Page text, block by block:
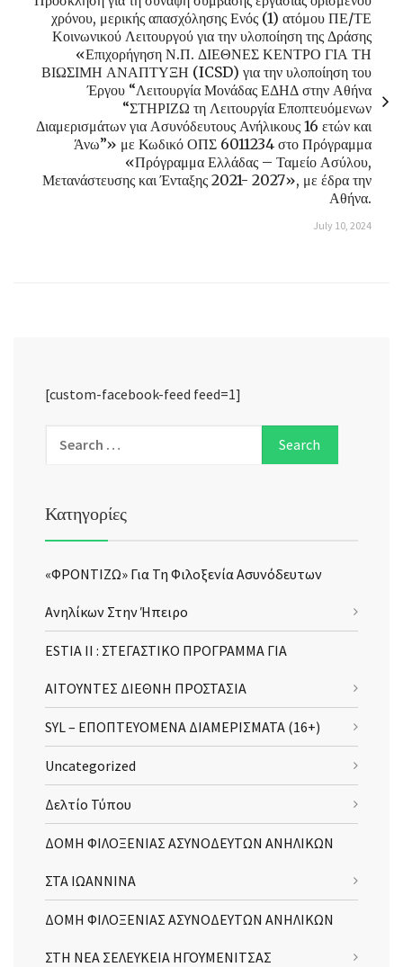
χρόνου, μερικής απασχόλησης Ενός (1) ατόμου ΠΕ/ΤΕ
Κοινωνικού Λειτουργού για την υλοποίηση της Δράσης
«Επιχορήγηση Ν.Π. ΔΙΕΘΝΕΣ ΚΕΝΤΡΟ ΓΙΑ ΤΗ
ΒΙΩΣΙΜΗ ΑΝΑΠΤΥΞΗ (ICSD) για την υλοποίηση του
Έργου “Λειτουργία Μονάδας ΕΔΗΔ στην Αθήνα
“ΣΤΗΡΙΖΩ τη Λειτουργία Εποπτευόμενων
Διαμερισμάτων για Ασυνόδευτους Ανήλικους 16 ετών και
Άνω”» με Κωδικό ΟΠΣ 6011234 στο Πρόγραμμα
«Πρόγραμμα Ελλάδας – Ταμείο Ασύλου,
Μετανάστευσης και Ένταξης 2021- 2027», με έδρα την
Αθήνα.
July 10, 2024
[custom-facebook-feed feed=1]
Κατηγορίες
«ΦΡΟΝΤΙΖΩ» Για Τη Φιλοξενία Ασυνόδευτων
Ανηλίκων Στην Ήπειρο
ESTIA II : ΣΤΕΓΑΣΤΙΚΟ ΠΡΟΓΡΑΜΜΑ ΓΙΑ
ΑΙΤΟΥΝΤΕΣ ΔΙΕΘΝΗ ΠΡΟΣΤΑΣΙΑ
SYL – ΕΠΟΠΤΕΥΟΜΕΝΑ ΔΙΑΜΕΡΙΣΜΑΤΑ (16+)
Uncategorized
Δελτίο Τύπου
ΔΟΜΗ ΦΙΛΟΞΕΝΙΑΣ ΑΣΥΝΟΔΕΥΤΩΝ ΑΝΗΛΙΚΩΝ
ΣΤΑ ΙΩΑΝΝΙΝΑ
ΔΟΜΗ ΦΙΛΟΞΕΝΙΑΣ ΑΣΥΝΟΔΕΥΤΩΝ ΑΝΗΛΙΚΩΝ
ΣΤΗ ΝΕΑ ΣΕΛΕΥΚΕΙΑ ΗΓΟΥΜΕΝΙΤΣΑΣ